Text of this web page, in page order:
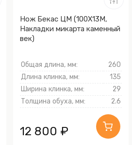
Нож Бекас ЦМ (100Х13М,
Накладки микарта каменный
век)
Общая длина, мм:
260
Длина клинка, мм:
135
Ширина клинка, мм:
29
Толщина обуха, мм:
2.6
12 800 ₽